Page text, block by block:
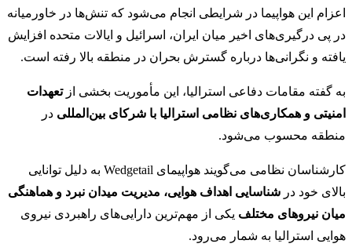
اعزام این هواپیما در شرایطی انجام می‌شود که تنش‌ها در خاورمیانه
در پی درگیری‌های اخیر میان ایران، اسرائیل و ایالات متحده افزایش
یافته و نگرانی‌ها درباره گسترش بحران در منطقه بالا رفته است.
به گفته مقامات دفاعی استرالیا، این مأموریت بخشی ازتعهدات
امنیتی و همکاری‌های نظامی استرالیا با شرکای بین‌المللی در
منطقه محسوب می‌شود.
کارشناسان نظامی می‌گویند هواپیمای Wedgetail به دلیل توانایی
بالای خود در شناسایی اهداف هوایی، مدیریت میدان نبرد و هماهنگی
میان نیروهای مختلف یکی از مهم‌ترین دارایی‌های راهبردی نیروی
هوایی استرالیا به شمار می‌رود.